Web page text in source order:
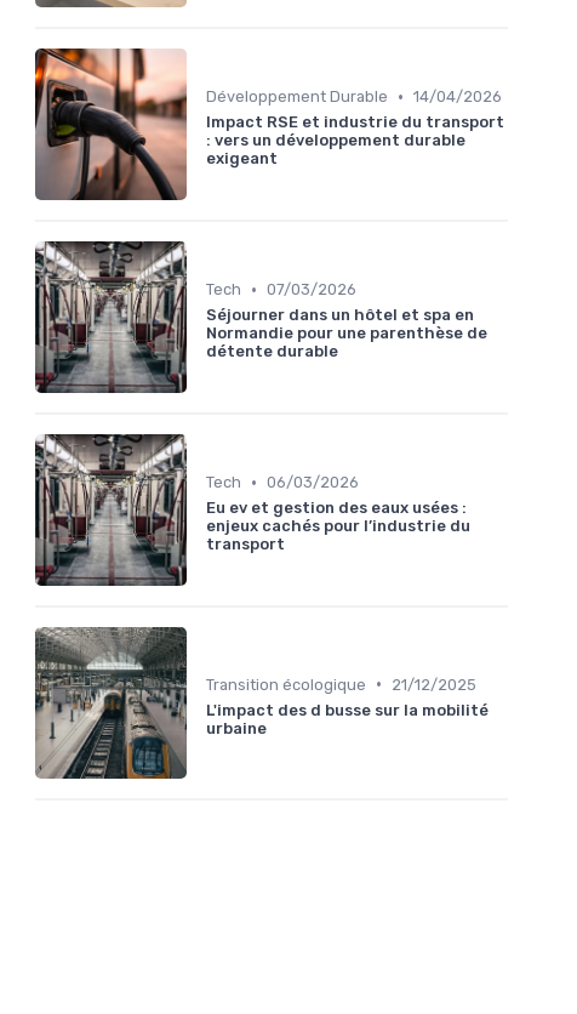
Développement Durable • 14/04/2026
Impact RSE et industrie du transport
: vers un développement durable
exigeant
Tech • 07/03/2026
Séjourner dans un hôtel et spa en
Normandie pour une parenthèse de
détente durable
Tech • 06/03/2026
Eu ev et gestion des eaux usées :
enjeux cachés pour l’industrie du
transport
Transition écologique •
21/12/2025
L'impact des d busse sur la mobilité
urbaine